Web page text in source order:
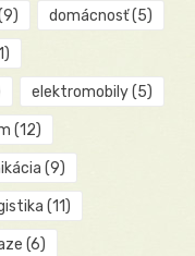
domácnosť(5)
elektromobily(5)
(12)
(9)
(11)
(6)